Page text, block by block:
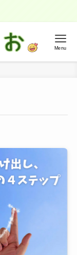
Menu